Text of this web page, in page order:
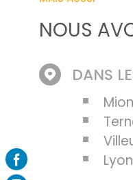
NOUS
DANS
Lyon